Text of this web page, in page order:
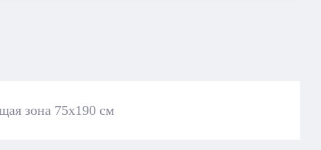
зона 75х190 см